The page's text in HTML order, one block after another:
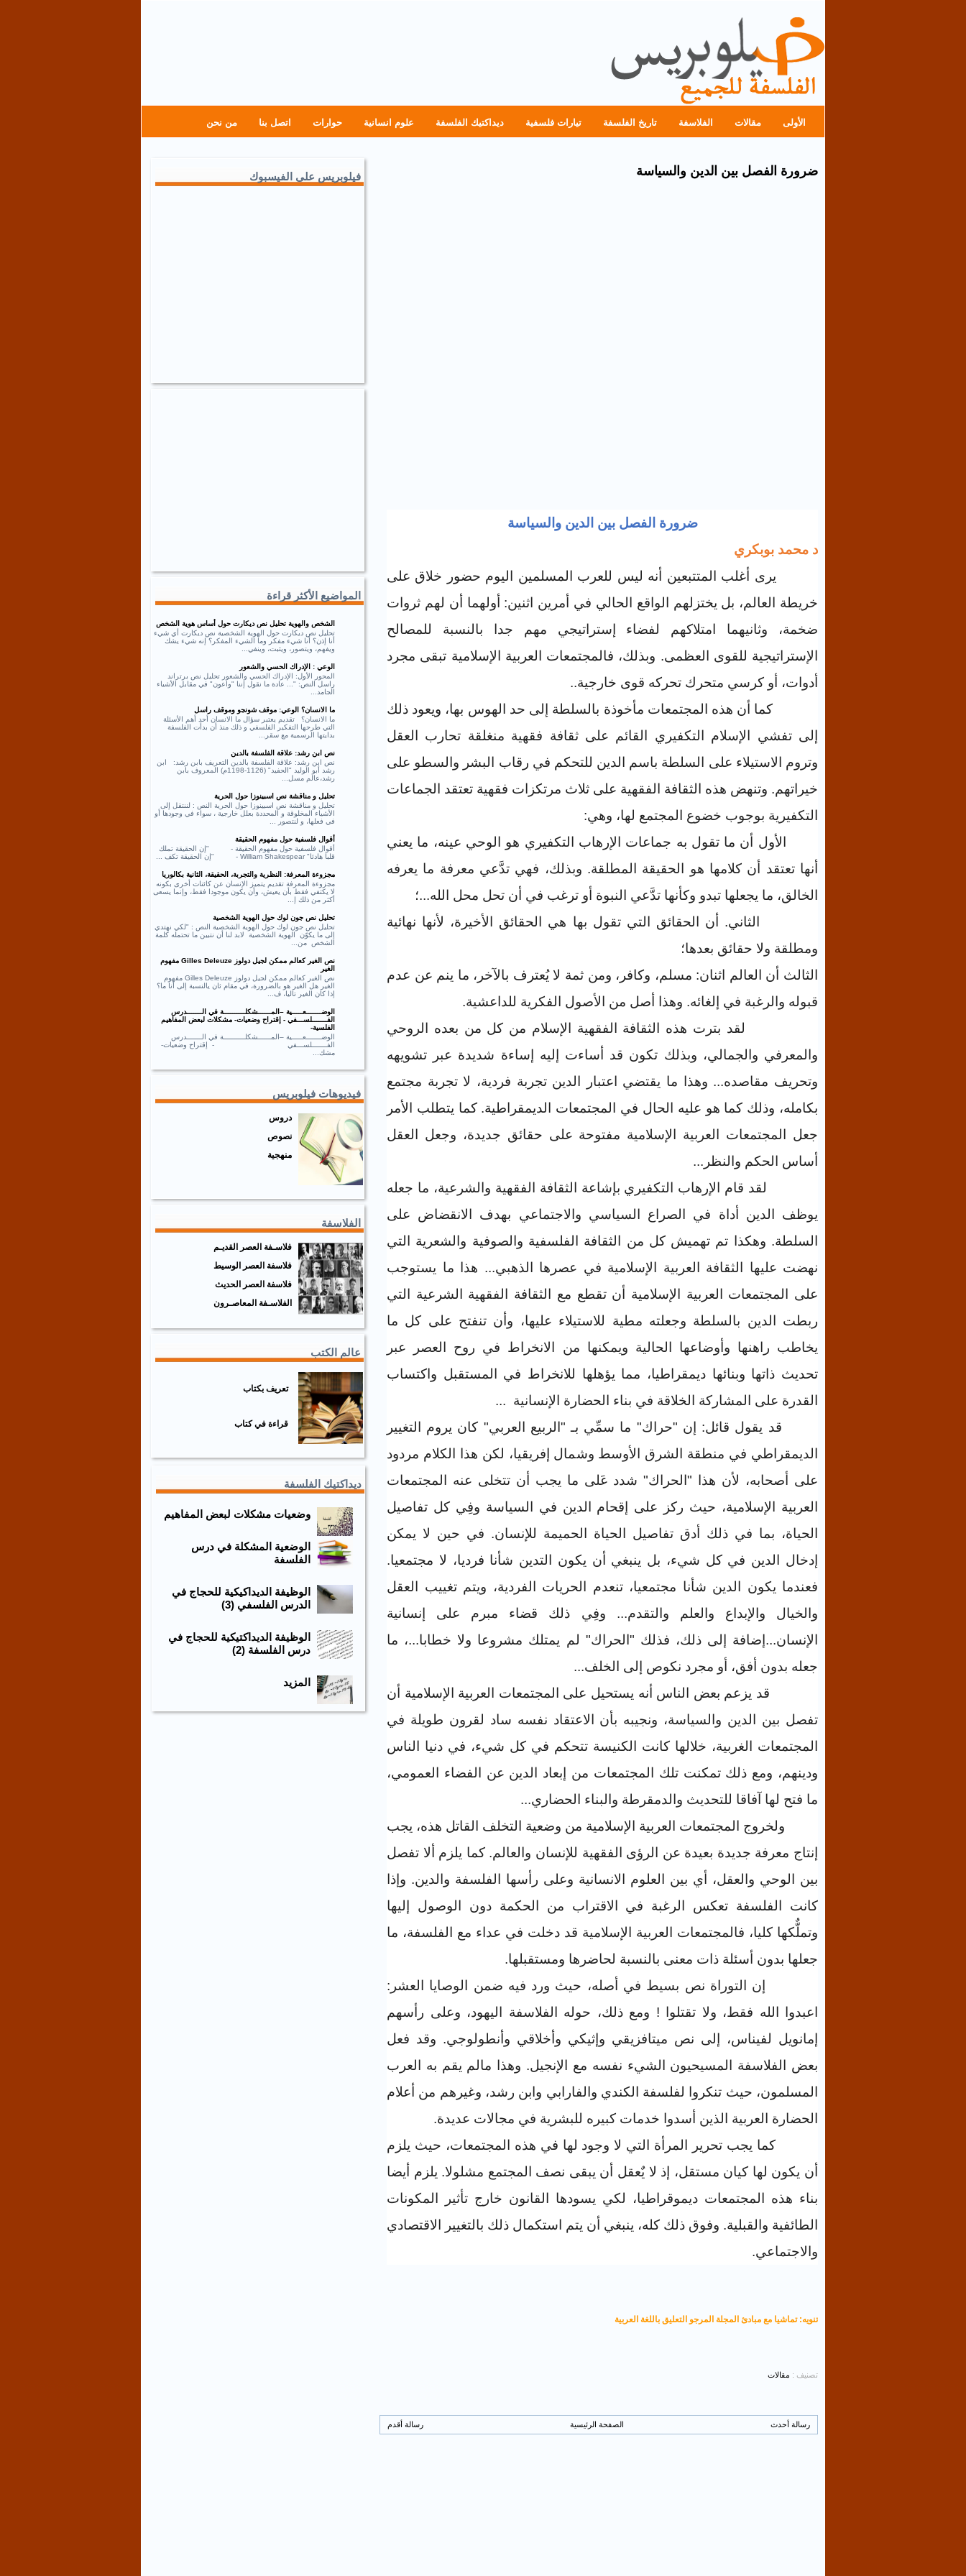
الأولى مقالات الفلاسفة تاريخ الفلسفة تيارات فلسفية ديداكتيك الفلسفة علوم انسانية حوارات اتصل بنا من نحن
ضرورة الفصل بين الدين والسياسة
ضرورة الفصل بين الدين والسياسة
د محمد بوبكري
يرى أغلب المتتبعين أنه ليس للعرب المسلمين اليوم حضور خلاق على
خريطة العالم، بل يختزلهم الواقع الحالي في أمرين اثنين: أولهما أن لهم ثروات
ضخمة، وثانيهما امتلاكهم لفضاء إستراتيجي مهم جدا بالنسبة للمصالح
الإستراتيجية للقوى العظمى. وبذلك، فالمجتمعات العربية الإسلامية تبقى مجرد
أدوات، أو كرسي متحرك تحركه قوى خارجية..
كما أن هذه المجتمعات مأخوذة بالسلطة إلى حد الهوس بها، ويعود ذلك
إلى تفشي الإسلام التكفيري القائم على ثقافة فقهية منغلقة تحارب العقل
وتروم الاستيلاء على السلطة باسم الدين للتحكم في رقاب البشر والسطو على
خيراتهم. وتنهض هذه الثقافة الفقهية على ثلاث مرتكزات فقهية تعتقد الجماعات
التكفيرية بوجوب خضوع المجتمع لها، وهي:
الأول أن ما تقول به جماعات الإرهاب التكفيري هو الوحي عينه، ما يعني
أنها تعتقد أن كلامها هو الحقيقة المطلقة. وبذلك، فهي تدَّعي معرفة ما يعرفه
الخالق، ما يجعلها تبدو وكأنها تدَّعي النبوة أو ترغب في أن تحل محل الله...؛
الثاني. أن الحقائق التي تقول بها هي الحقائق الأخيرة، لأنها نهائية
ومطلقة ولا حقائق بعدها؛
الثالث أن العالم اثنان: مسلم، وكافر، ومن ثمة لا يُعترف بالآخر، ما ينم عن عدم
قبوله والرغبة في إلغائه. وهذا أصل من الأصول الفكرية للداعشية.
لقد بترت هذه الثقافة الفقهية الإسلام من كل من بعده الروحي
والمعرفي والجمالي، وبذلك تكون قد أساءت إليه إساءة شديدة عبر تشويهه
وتحريف مقاصده... وهذا ما يقتضي اعتبار الدين تجربة فردية، لا تجربة مجتمع
بكامله، وذلك كما هو عليه الحال في المجتمعات الديمقراطية. كما يتطلب الأمر
جعل المجتمعات العربية الإسلامية مفتوحة على حقائق جديدة، وجعل العقل
أساس الحكم والنظر ...
لقد قام الإرهاب التكفيري بإشاعة الثقافة الفقهية والشرعية، ما جعله
يوظف الدين أداة في الصراع السياسي والاجتماعي بهدف الانقضاض على
السلطة. وهكذا تم تهميش كل من الثقافة الفلسفية والصوفية والشعرية التي
نهضت عليها الثقافة العربية الإسلامية في عصرها الذهبي... هذا ما يستوجب
على المجتمعات العربية الإسلامية أن تقطع مع الثقافة الفقهية الشرعية التي
ربطت الدين بالسلطة وجعلته مطية للاستيلاء عليها، وأن تنفتح على كل ما
يخاطب راهنها وأوضاعها الحالية ويمكنها من الانخراط في روح العصر عبر
تحديث ذاتها وبنائها ديمقراطيا، مما يؤهلها للانخراط في المستقبل واكتساب
القدرة على المشاركة الخلاقة في بناء الحضارة الإنسانية ...
قد يقول قائل: إن "حراك" ما سمِّي بـ "الربيع العربي" كان يروم التغيير
الديمقراطي في منطقة الشرق الأوسط وشمال إفريقيا، لكن هذا الكلام مردود
على أصحابه، لأن هذا "الحراك" شدد عَلى ما يجب أن تتخلى عنه المجتمعات
العربية الإسلامية، حيث ركز على إقحام الدين في السياسة وفِي كل تفاصيل
الحياة، بما في ذلك أدق تفاصيل الحياة الحميمة للإنسان. في حين لا يمكن
إدخال الدين في كل شيء، بل ينبغي أن يكون التدين شأنا فرديا، لا مجتمعيا.
فعندما يكون الدين شأنا مجتمعيا، تنعدم الحريات الفردية، ويتم تغييب العقل
والخيال والإبداع والعلم والتقدم... وفِي ذلك قضاء مبرم على إنسانية
الإنسان...إضافة إلى ذلك، فذلك "الحراك" لم يمتلك مشروعا ولا خطابا...، ما
جعله بدون أفق، أو مجرد نكوص إلى الخلف...
قد يزعم بعض الناس أنه يستحيل على المجتمعات العربية الإسلامية أن
تفصل بين الدين والسياسة، ونجيبه بأن الاعتقاد نفسه ساد لقرون طويلة في
المجتمعات الغربية، خلالها كانت الكنيسة تتحكم في كل شيء، في دنيا الناس
ودينهم، ومع ذلك تمكنت تلك المجتمعات من إبعاد الدين عن الفضاء العمومي،
ما فتح لها آفاقا للتحديث والدمقرطة والبناء الحضاري...
ولخروج المجتمعات العربية الإسلامية من وضعية التخلف القاتل هذه، يجب
إنتاج معرفة جديدة بعيدة عن الرؤى الفقهية للإنسان والعالم. كما يلزم ألا تفصل
بين الوحي والعقل، أي بين العلوم الانسانية وعلى رأسها الفلسفة والدين. وإذا
كانت الفلسفة تعكس الرغبة في الاقتراب من الحكمة دون الوصول إليها
وتملٌّكها كليا، فالمجتمعات العربية الإسلامية قد دخلت في عداء مع الفلسفة، ما
جعلها بدون أسئلة ذات معنى بالنسبة لحاضرها ومستقبلها.
إن التوراة نص بسيط في أصله، حيث ورد فيه ضمن الوصايا العشر:
اعبدوا الله فقط، ولا تقتلوا ! ومع ذلك، حوله الفلاسفة اليهود، وعلى رأسهم
إمانويل لفيناس، إلى نص ميتافزيقي وإثيكي وأخلاقي وأنطولوجي. وقد فعل
بعض الفلاسفة المسيحيون الشيء نفسه مع الإنجيل. وهذا مالم يقم به العرب
المسلمون، حيث تنكروا لفلسفة الكندي والفارابي وابن رشد، وغيرهم من أعلام
الحضارة العربية الذين أسدوا خدمات كبيره للبشرية في مجالات عديدة.
كما يجب تحرير المرأة التي لا وجود لها في هذه المجتمعات، حيث يلزم
أن يكون لها كيان مستقل، إذ لا يٌعقل أن يبقى نصف المجتمع مشلولا. يلزم أيضا
بناء هذه المجتمعات ديموقراطيا، لكي يسودها القانون خارج تأثير المكونات
الطائفية والقبلية. وفوق ذلك كله، ينبغي أن يتم استكمال ذلك بالتغيير الاقتصادي
والاجتماعي.
تنويه: تماشيا مع مبادئ المجلة المرجو التعليق باللغة العربية
تصنيف : مقالات
رسالة أحدث رسالة أقدم الصفحة الرئيسية
فيلوبريس على الفيسبوك
المواضيع الأكثر قراءة
الشخص والهوية تحليل نص ديكارت حول أساس هوية الشخص
تحليل نص ديكارت حول الهوية الشخصية نص ديكارت أي شيء
أنا إذن؟ أنا شيء مفكر وما الشيء المفكر؟ إنه شيء يشك
ويفهم، ويتصور، ويثبت، وينفي...
الوعي : الإدراك الحسي والشعور
المحور الأول: الإدراك الحسي والشعور تحليل نص برتراند
راسل النص: "... عادة ما نقول إننا "واعون" في مقابل الأشياء
الجامد...
ما الانسان؟ الوعي: موقف شونجو وموقف راسل
ما الانسان؟ تقديم يعتبر سؤال ما الانسان أحد أهم الأسئلة
التي طرحها التفكير الفلسفي و ذلك منذ أن بدأت الفلسفة
بدايتها الرسمية مع سقر...
نص ابن رشد: علاقة الفلسفة بالدين
نص ابن رشد: علاقة الفلسفة بالدين التعريف بابن رشد: ابن
رشد أبو الوليد "الحفيد" (1126-1198م) المعروف بابن
رشد،عالم مسل...
تحليل و مناقشة نص اسبينوزا حول الحرية
تحليل و مناقشة نص اسبينوزا حول الحرية النص : لننتقل إلى
الأشياء المخلوقة و المحددة بعلل خارجية ، سواء في وجودها أو
في فعلها، و لنتصور ...
أقوال فلسفية حول مفهوم الحقيقة
أقوال فلسفية حول مفهوم الحقيقة - "إن الحقيقة تملك
قلبا هادئا" William Shakespear - "إن الحقيقة تكف ...
مجزوءة المعرفة: النظرية والتجربة، الحقيقة، الثانية بكالوريا
مجزوءة المعرفة تقديم يتميز الإنسان عن كائنات أخرى بكونه
لا يكتفي فقط بأن يعيش، وأن يكون موجودا فقط، وإنما يسعى
أكثر من ذلك إ...
تحليل نص جون لوك حول الهوية الشخصية
تحليل نص جون لوك حول الهوية الشخصية النص : "لكي نهتدي
إلى ما يكوّن الهوية الشخصية لابد لنا أن نتبين ما تحتمله كلمة
الشخص من...
نص الغير كعالم ممكن لجيل دولوز Gilles Deleuze مفهوم
الغير
نص الغير كعالم ممكن لجيل دولوز Gilles Deleuze مفهوم
الغير هل الغير هو بالضرورة، في مقام ثان يالنسبة إلى أنا ما؟
إذا كان الغير تاليا، ف...
الوضـــــــعـــــية –المــــــشكلــــــــــة في الـــــــدرس
الفـــــــلســـفي - إقتراح وضعيات- مشكلات لبعض المفاهيم
الفلسية-
الوضـــــــعـــــية –المــــــشكلــــــــــة في الـــــــدرس
الفـــــــلســـفي - إقتراح وضعيات-
مشك...
فيديوهات فيلوبريس
دروس
نصوص
منهجية
الفلاسفة
فلاسـفة العصر القديـم
فلاسفة العصر الوسيط
فلاسفة العصر الحديث
الفلاسـفة المعاصـرون
عالم الكتب
تعريف بكتاب
قراءة في كتاب
ديداكتيك الفلسفة
وضعيات مشكلات لبعض المفاهيم
الوضعية المشكلة في درس
الفلسفة
الوظيفة الديداكيكية للحجاج في
الدرس الفلسفي (3)
الوظيفة الديداكتيكية للحجاج في
درس الفلسفة (2)
المزيد